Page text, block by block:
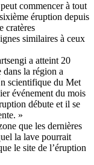
commencer à tout
éruption depuis
cratères
similaires à ceux
a atteint 20
dans la région a
scientifique du Met
événement du mois
débute et il se
»
que les dernières
la lave pourrait
le site de l’éruption